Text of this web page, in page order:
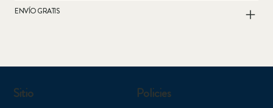
ENVÍO GRATIS
Policies
Sitio